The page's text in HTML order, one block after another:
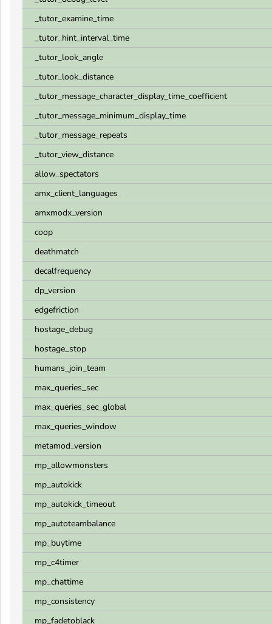
_tutor_examine_time
_tutor_hint_interval_time
_tutor_look_angle
_tutor_look_distance
_tutor_message_character_display_time_coefficient
_tutor_message_minimum_display_time
_tutor_message_repeats
_tutor_view_distance
allow_spectators
amx_client_languages
amxmodx_version
coop
deathmatch
decalfrequency
dp_version
edgefriction
hostage_debug
hostage_stop
humans_join_team
max_queries_sec
max_queries_sec_global
max_queries_window
metamod_version
mp_allowmonsters
mp_autokick
mp_autokick_timeout
mp_autoteambalance
mp_buytime
mp_c4timer
mp_chattime
mp_consistency
mp_fadetoblack